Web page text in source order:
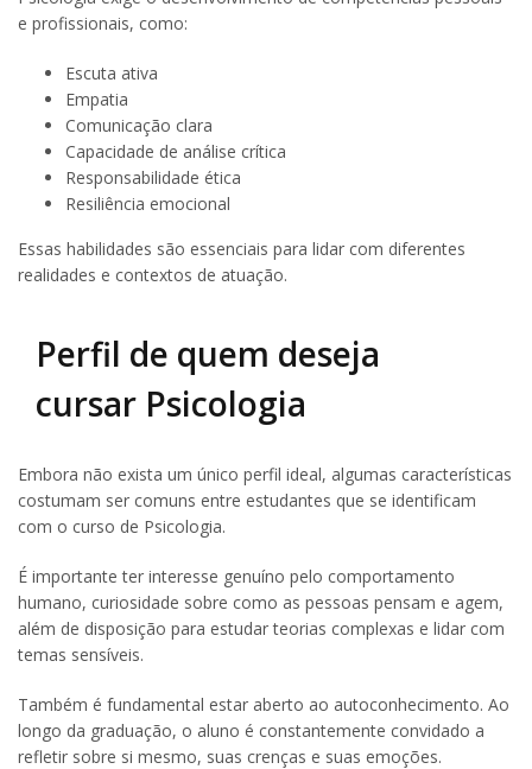
e profissionais, como:
Escuta ativa
Empatia
Comunicação clara
Capacidade de análise crítica
Responsabilidade ética
Resiliência emocional
Essas habilidades são essenciais para lidar com diferentes
realidades e contextos de atuação.
Perfil de quem deseja
cursar Psicologia
Embora não exista um único perfil ideal, algumas características
costumam ser comuns entre estudantes que se identificam
com o curso de Psicologia.
É importante ter interesse genuíno pelo comportamento
humano, curiosidade sobre como as pessoas pensam e agem,
além de disposição para estudar teorias complexas e lidar com
temas sensíveis.
Também é fundamental estar aberto ao autoconhecimento. Ao
longo da graduação, o aluno é constantemente convidado a
refletir sobre si mesmo, suas crenças e suas emoções.